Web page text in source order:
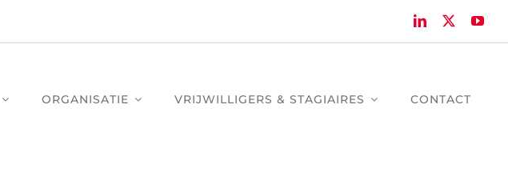
ORGANISATIE VRIJWILLIGERS & STAGIAIRES CONTACT